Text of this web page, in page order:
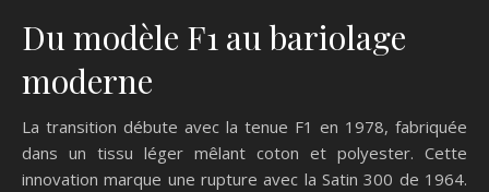
Du modèle F1 au bariolage
moderne
La transition débute avec la tenue F1 en 1978, fabriquée
dans un tissu léger mêlant coton et polyester. Cette
innovation marque une rupture avec la Satin 300 de 1964.